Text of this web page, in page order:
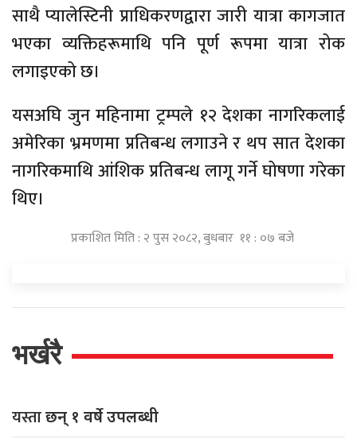
साथै प्यालेस्टिनी प्राधिकरणद्वारा जारी यात्रा कागजात
भएका व्यक्तिहरूमाथि पनि पूर्ण रूपमा यात्रा रोक
लगाइएको छ।
यसअघि जुन महिनामा ट्रम्पले १२ देशका नागरिकलाई
अमेरिका भ्रमणमा प्रतिबन्ध लगाउने र थप सात देशका
नागरिकमाथि आंशिक प्रतिबन्ध लागू गर्ने घोषणा गरेका
थिए।
प्रकाशित मिति : २ पुस २०८२, बुधबार ११ : ०७ बजे
भर्खरै
यस्ताछन् १ वर्षे उपलब्धी